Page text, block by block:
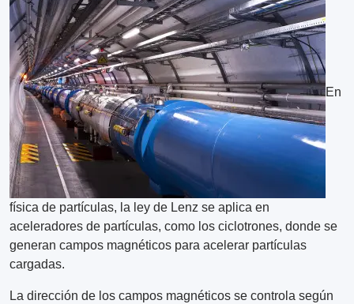
En
física de partículas, la ley de Lenz se aplica en
aceleradores de partículas, como los ciclotrones, donde se
generan campos magnéticos para acelerar partículas
cargadas.
La dirección de los campos magnéticos se controla según